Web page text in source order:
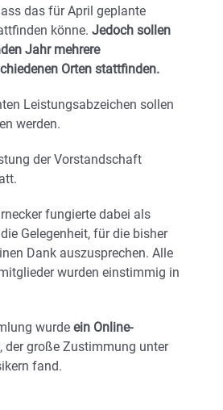
das für April geplante
könne. Jedoch sollen
Jahr mehrere
Orten stattfinden.
Leistungsabzeichen sollen
werden.
der Vorstandschaft
fungierte dabei als
Gelegenheit, für die bisher
Dank auszusprechen. Alle
wurden einstimmig in
wurde ein Online-
der große Zustimmung unter
fand.